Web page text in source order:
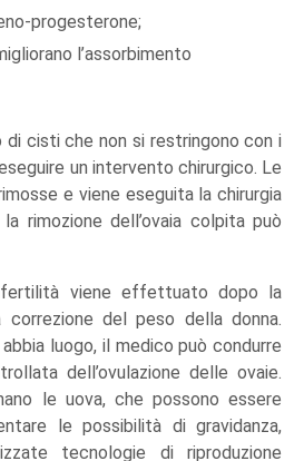
progesterone;
l’assorbimento
di cisti che non si restringono con i
un intervento chirurgico. Le
e viene eseguita la chirurgia
rimozione dell’ovaia colpita può
viene effettuato dopo la
del peso della donna.
luogo, il medico può condurre
dell’ovulazione delle ovaie.
le uova, che possono essere
le possibilità di gravidanza,
tecnologie di riproduzione